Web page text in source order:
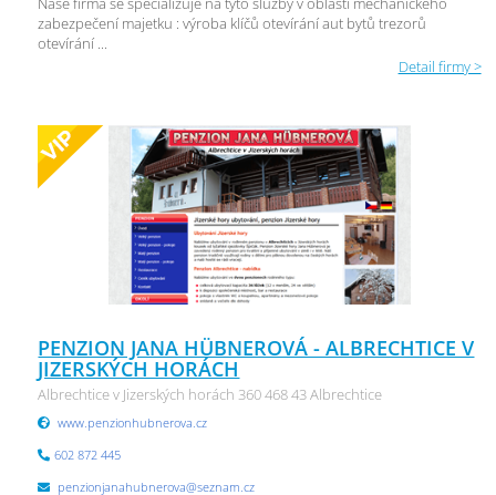
zabezpečení majetku : výroba klíčů otevírání aut bytů trezorů
otevírání ...
Detail firmy >
PENZION JANA HÜBNEROVÁ - ALBRECHTICE V
JIZERSKÝCH HORÁCH
Albrechtice v Jizerských horách 360 468 43 Albrechtice
www.penzionhubnerova.cz
602 872 445
penzionjanahubnerova@seznam.cz